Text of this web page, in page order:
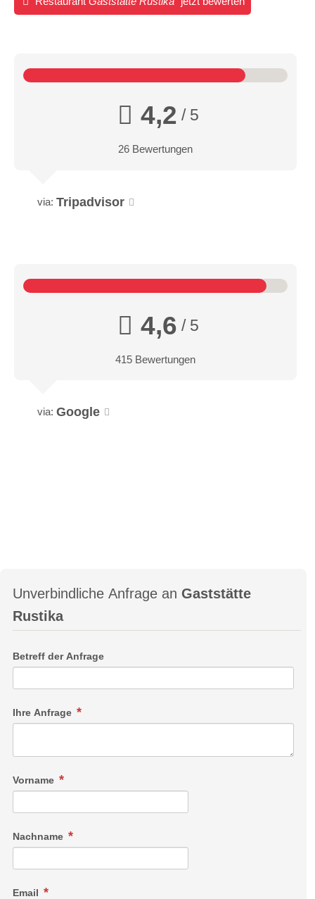
4,2 / 5
26 Bewertungen
via: Tripadvisor
4,6 / 5
415 Bewertungen
via: Google
Unverbindliche Anfrage an Gaststätte
Rustika
Betreff der Anfrage
Ihre Anfrage
Vorname
Nachname
Email